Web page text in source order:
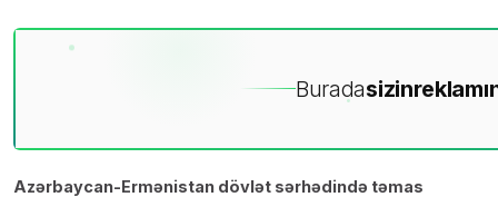
Buradasizin
Azərbaycan-Ermənistan dövlət sər­hə­dində təmas